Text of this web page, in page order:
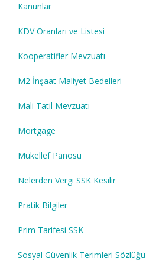
Kanunlar
KDV Oranları ve Listesi
Kooperatifler Mevzuatı
M2 İnşaat Maliyet Bedelleri
Mali Tatil Mevzuatı
Mortgage
Mükellef Panosu
Nelerden Vergi SSK Kesilir
Pratik Bilgiler
Prim Tarifesi SSK
Sosyal Güvenlik Terimleri Sözlüğü